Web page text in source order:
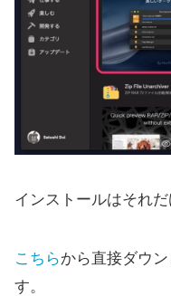
インストールはそれだ
こちらから直接ダウ
す。